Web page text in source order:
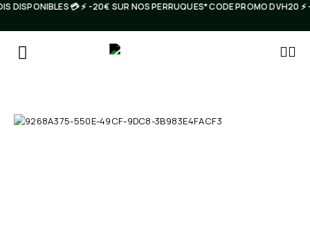
💳 ⚡️ -20€ SUR NOS PERRUQUES* CODE PROMO DVH20